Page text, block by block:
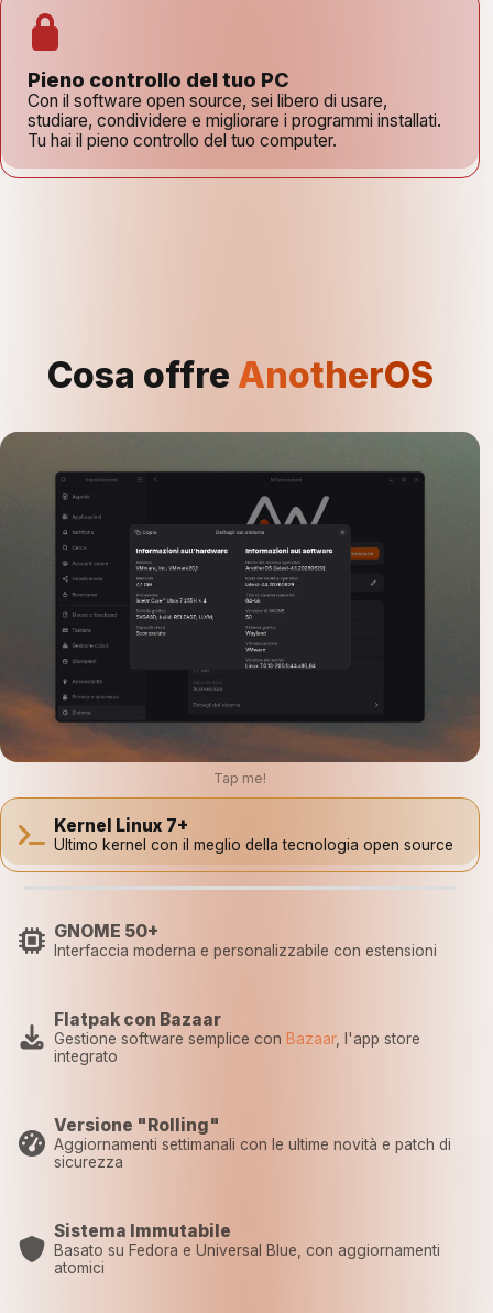
Pieno controllo del tuo PC
Con il software open source, sei libero di usare,
studiare, condividere e migliorare i programmi installati.
Tu hai il pieno controllo del tuo computer.
Cosa offre AnotherOS
Kernel Linux 7+
Ultimo kernel con il meglio della tecnologia open source
GNOME 50+
Interfaccia moderna e personalizzabile con estensioni
Flatpak con Bazaar
Gestione software semplice con Bazaar, l'app store
integrato
Versione "Rolling"
Aggiornamenti settimanali con le ultime novità e patch di
sicurezza
Sistema Immutabile
Basato su Fedora e Universal Blue, con aggiornamenti
atomici